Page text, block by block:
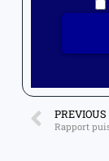
PREVIOUS